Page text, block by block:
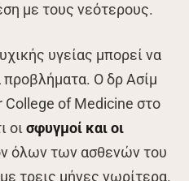
με τους νεότερους.
υγείας μπορεί να
προβλήματα. Ο δρ Ασίμ
College of Medicine στο
οισφυγμοί και οι
όλων των ασθενών του
τρεις μήνες νωρίτερα.